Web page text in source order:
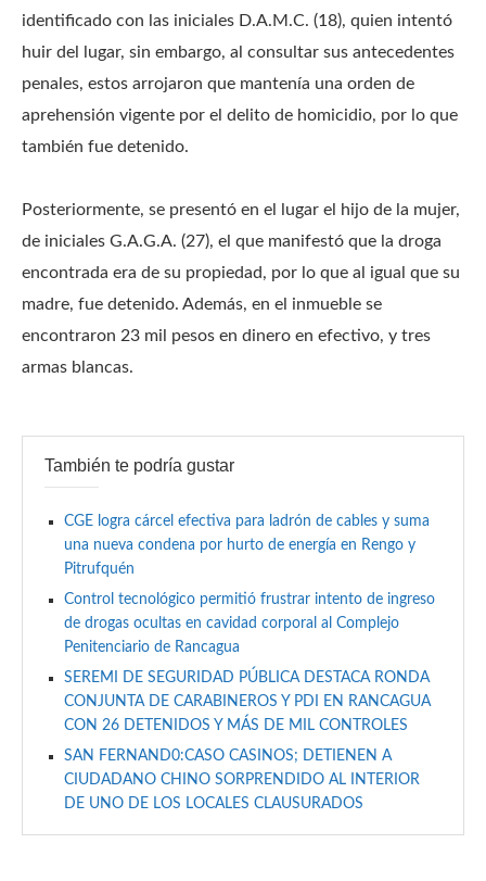
identificado con las iniciales D.A.M.C. (18), quien intentó
huir del lugar, sin embargo, al consultar sus antecedentes
penales, estos arrojaron que mantenía una orden de
aprehensión vigente por el delito de homicidio, por lo que
también fue detenido.
Posteriormente, se presentó en el lugar el hijo de la mujer,
de iniciales G.A.G.A. (27), el que manifestó que la droga
encontrada era de su propiedad, por lo que al igual que su
madre, fue detenido. Además, en el inmueble se
encontraron 23 mil pesos en dinero en efectivo, y tres
armas blancas.
También te podría gustar
CGE logra cárcel efectiva para ladrón de cables y suma
una nueva condena por hurto de energía en Rengo y
Pitrufquén
Control tecnológico permitió frustrar intento de ingreso
de drogas ocultas en cavidad corporal al Complejo
Penitenciario de Rancagua
SEREMI DE SEGURIDAD PÚBLICA DESTACA RONDA
CONJUNTA DE CARABINEROS Y PDI EN RANCAGUA
CON 26 DETENIDOS Y MÁS DE MIL CONTROLES
SAN FERNAND0:CASO CASINOS; DETIENEN A
CIUDADANO CHINO SORPRENDIDO AL INTERIOR
DE UNO DE LOS LOCALES CLAUSURADOS